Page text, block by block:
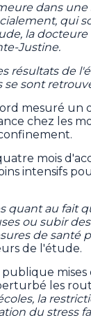
dans
qui
la
Justine.
résultats de
sont
mesuré un
chez les
mois
intensifs
quant au fait
ou subir
de santé
de l'étude.
publique
les
la
du stress